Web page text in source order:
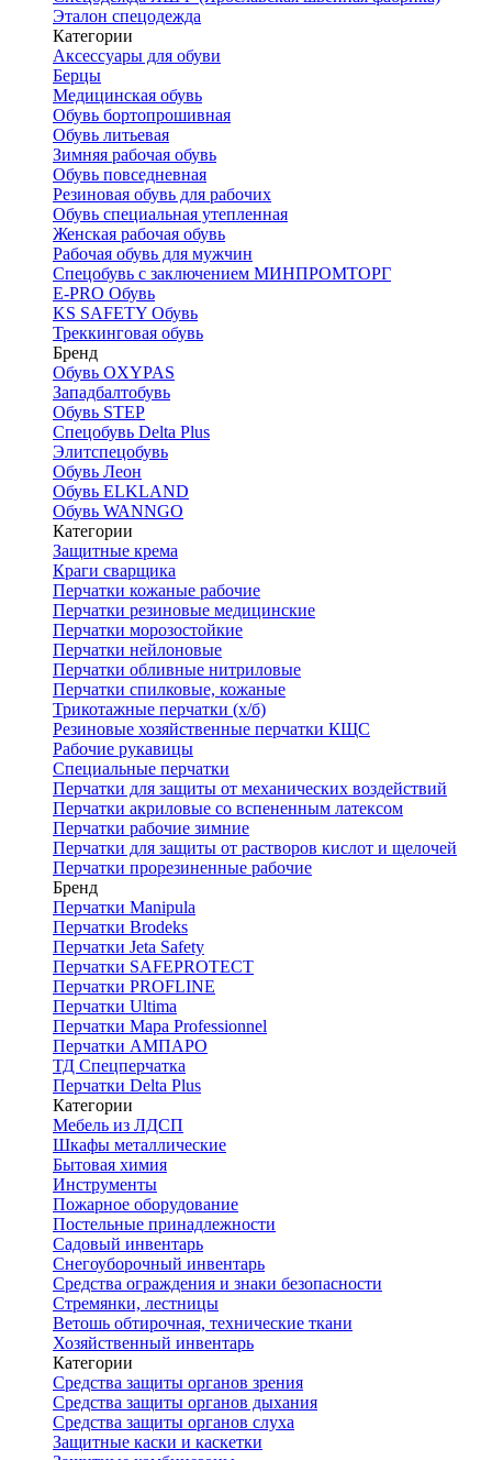
Эталон спецодежда
Категории
Аксессуары для обуви
Берцы
Медицинская обувь
Обувь бортопрошивная
Обувь литьевая
Зимняя рабочая обувь
Обувь повседневная
Резиновая обувь для рабочих
Обувь специальная утепленная
Женская рабочая обувь
Рабочая обувь для мужчин
Спецобувь с заключением МИНПРОМТОРГ
E-PRO Обувь
KS SAFETY Обувь
Треккинговая обувь
Бренд
Обувь OXYPAS
Западбалтобувь
Обувь STEP
Спецобувь Delta Plus
Элитспецобувь
Обувь Леон
Обувь ELKLAND
Обувь WANNGO
Категории
Защитные крема
Краги сварщика
Перчатки кожаные рабочие
Перчатки резиновые медицинские
Перчатки морозостойкие
Перчатки нейлоновые
Перчатки обливные нитриловые
Перчатки спилковые, кожаные
Трикотажные перчатки (х/б)
Резиновые хозяйственные перчатки КЩС
Рабочие рукавицы
Специальные перчатки
Перчатки для защиты от механических воздействий
Перчатки акриловые со вспененным латексом
Перчатки рабочие зимние
Перчатки для защиты от растворов кислот и щелочей
Перчатки прорезиненные рабочие
Бренд
Перчатки Manipula
Перчатки Brodeks
Перчатки Jeta Safety
Перчатки SAFEPROTECT
Перчатки PROFLINE
Перчатки Ultima
Перчатки Мара Professionnel
Перчатки АМПАРО
ТД Спецперчатка
Перчатки Delta Plus
Категории
Мебель из ЛДСП
Шкафы металлические
Бытовая химия
Инструменты
Пожарное оборудование
Постельные принадлежности
Садовый инвентарь
Снегоуборочный инвентарь
Средства ограждения и знаки безопасности
Стремянки, лестницы
Ветошь обтирочная, технические ткани
Хозяйственный инвентарь
Категории
Средства защиты органов зрения
Средства защиты органов дыхания
Средства защиты органов слуха
Защитные каски и каскетки